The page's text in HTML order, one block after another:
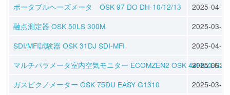
ポータブルヘーズメータ OSK 97 DO DH-10/12/13
2025-04-11
融点測定器 OSK 50LS 300M
2025-03-25
SDI/MFI試験器 OSK 31DJ SDI-MFI
2025-04-11
マルチパラメータ室内空気モニター ECOMZEN2 OSK 44FNZEN2
2025-06-25
ガスピクノメーター OSK 75DU EASY G1310
2025-03-30